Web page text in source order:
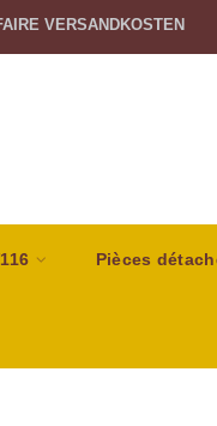
VERSANDKOSTEN
Pièces